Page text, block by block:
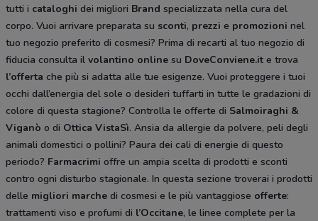
tutti i cataloghi dei migliori Brand specializzata nella cura del
corpo. Vuoi arrivare preparata su sconti, prezzi e promozioni nel
tuo negozio preferito di cosmesi? Prima di recarti al tuo negozio di
fiducia consulta il volantino online su DoveConviene.it e trova
l’offerta che più si adatta alle tue esigenze. Vuoi proteggere i tuoi
occhi dall’energia del sole o desideri tuffarti in tutte le gradazioni di
colore di questa stagione? Controlla le offerte di Salmoiraghi &
Viganò o di Ottica VistaSì. Ansia da allergie da polvere, peli degli
animali domestici o pollini? Paura dei cali di energie di questo
periodo? Farmacrimi offre un ampia scelta di prodotti e sconti
contro ogni disturbo stagionale. In questa sezione troverai i prodotti
delle migliori marche di cosmesi e le più vantaggiose offerte:
trattamenti viso e profumi di l’Occitane, le linee complete per la